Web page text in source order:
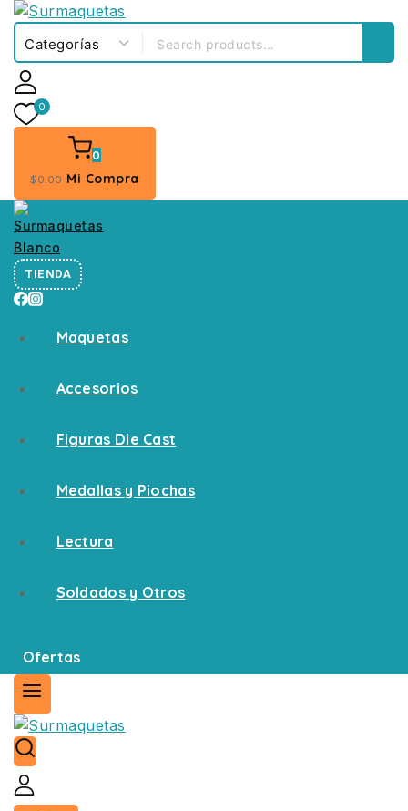
0
0
$0 .00 Mi Compra
TIENDA
Maquetas
Accesorios
Figuras Die Cast
Medallas y Piochas
Lectura
Soldados y Otros
Ofertas